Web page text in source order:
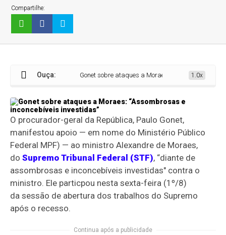
Compartilhe:
Ouça: Gonet sobre ataques a Moraes: “Assombrosas e
1.0x
O procurador-geral da República, Paulo Gonet,
manifestou apoio — em nome do Ministério Público
Federal MPF) — ao ministro Alexandre de Moraes,
doSupremo Tribunal Federal (STF), “diante de
assombrosas e inconcebíveis investidas" contra o
ministro. Ele particpou nesta sexta-feira (1º/8)
da sessão de abertura dos trabalhos do Supremo
após o recesso.
Continua após a publicidade